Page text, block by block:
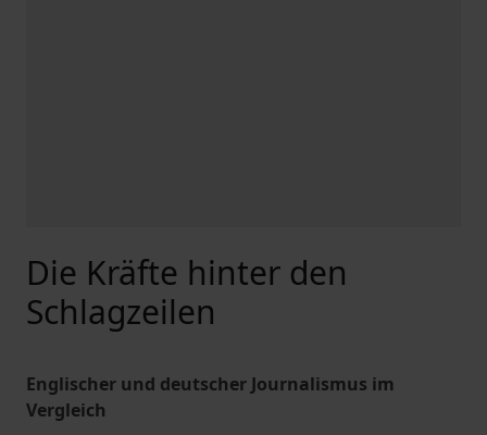
Die Kräfte hinter den
Schlagzeilen
Englischer und deutscher Journalismus im
Vergleich